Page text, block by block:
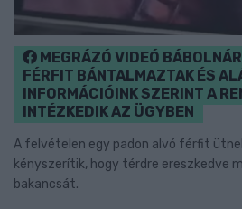
MEGRÁZÓ VIDEÓ
FÉRFIT BÁNTALMAZTAK ÉS
INFORMÁCIÓINK SZERINT A
INTÉZKEDIK AZ ÜGYBEN
A felvételen egy padon alvó férfit
kényszerítik, hogy térdre ereszkedve
bakancsát.